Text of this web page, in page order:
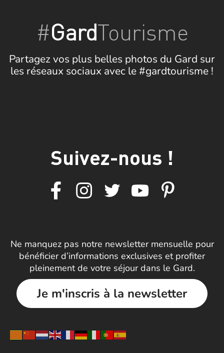
#GardTourisme
Partagez vos plus belles photos du Gard sur
les réseaux sociaux avec le #gardtourisme !
Suivez-nous !
Ne manquez pas notre newsletter mensuelle pour
bénéficier d’informations exclusives et profiter
pleinement de votre séjour dans le Gard.
Je m'inscris à la newsletter